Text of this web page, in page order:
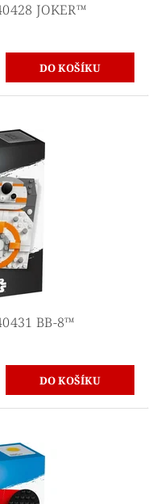
JOKER™
BB-8™